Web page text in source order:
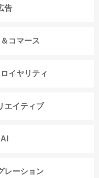
告
コマース
イヤリティ
エイティブ
レーション